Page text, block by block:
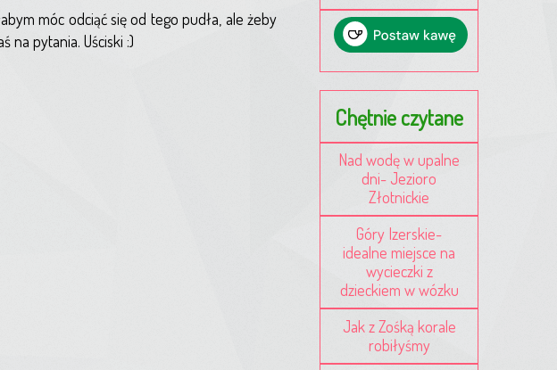
móc odciąć się od tego pudła, ale żeby
na pytania. Uściski :)
Chętnie czytane
Nad wodę w upalne
dni- Jezioro
Złotnickie
Góry Izerskie-
idealne miejsce na
wycieczki z
dzieckiem w wózku
Jak z Zośką korale
robiłyśmy